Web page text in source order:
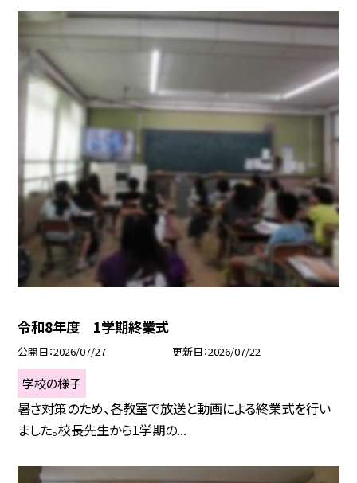
令和8年度 1学期終業式
公開日 2026/07/27 更新日 2026/07/22
学校の様子
暑さ対策のため、各教室で放送と動画による終業式を行い
ました。校長先生から1学期の...